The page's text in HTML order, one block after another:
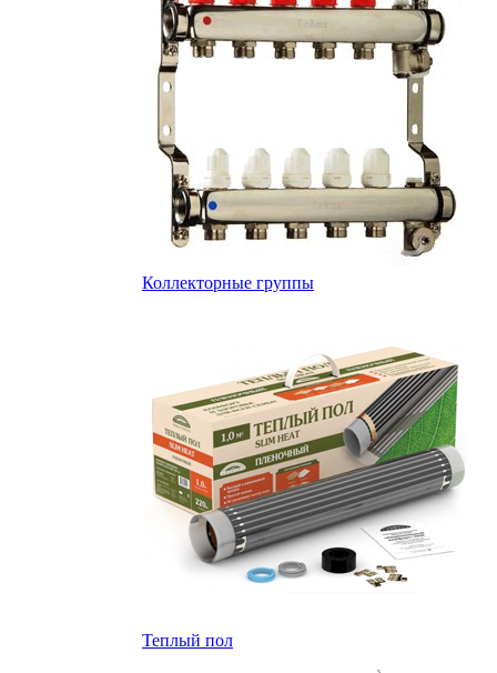
Коллекторные группы
Теплый пол